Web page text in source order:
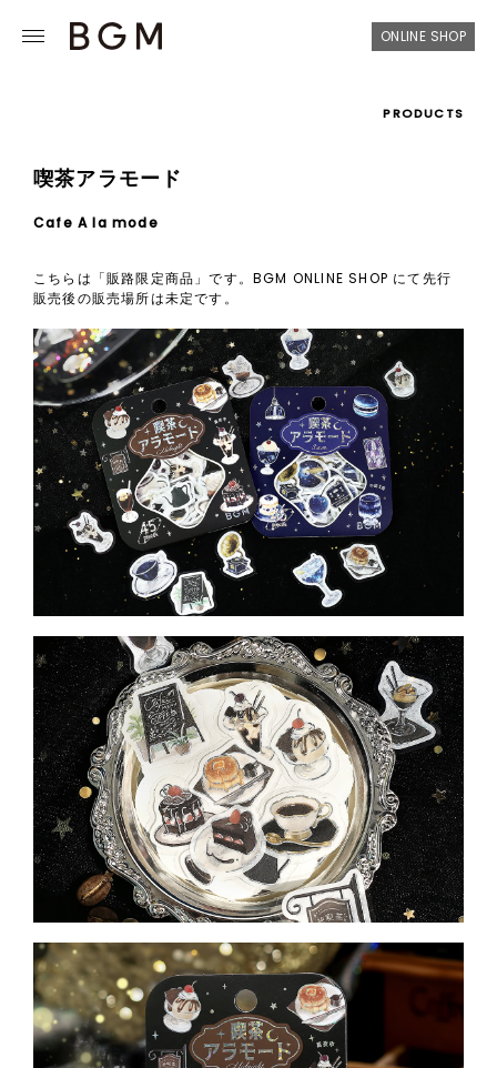
ONLINE SHOP
PRODUCTS
喫茶アラモード
Cafe A la mode
こちらは「販路限定商品」です。BGM ONLINE SHOP にて先行
販売後の販売場所は未定です。